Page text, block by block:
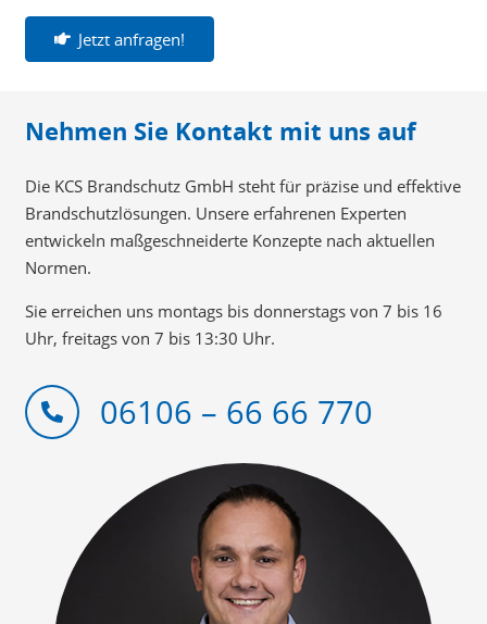
Jetzt anfragen!
Nehmen Sie Kontakt mit uns auf
Die KCS Brandschutz GmbH steht für präzise und effektive
Brandschutzlösungen. Unsere erfahrenen Experten
entwickeln maßgeschneiderte Konzepte nach aktuellen
Normen.
Sie erreichen uns montags bis donnerstags von 7 bis 16
Uhr, freitags von 7 bis 13:30 Uhr.
06106 – 66 66 770